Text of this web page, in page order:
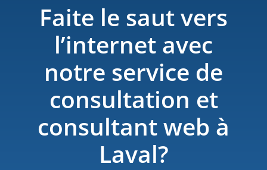
Faite le saut vers
l’internet avec
notre service de
consultation et
consultant web à
Laval?